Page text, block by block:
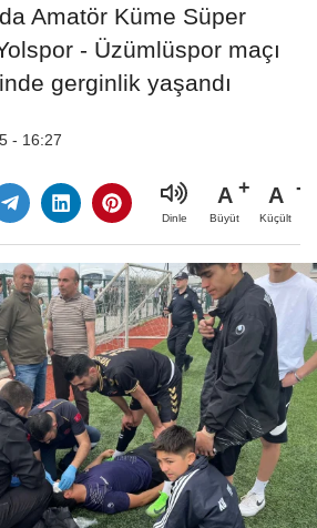
Amatör Küme Süper
- Üzümlüspor maçı
gerginlik yaşandı
- 16:27
Dinle
A
Büyüt
A
Küçült